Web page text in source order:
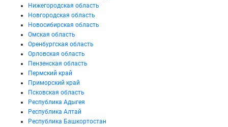
Нижегородская область
Новгородская область
Новосибирская область
Омская область
Оренбургская область
Орловская область
Пензенская область
Пермский край
Приморский край
Псковская область
Республика Адыгея
Республика Алтай
Республика Башкортостан